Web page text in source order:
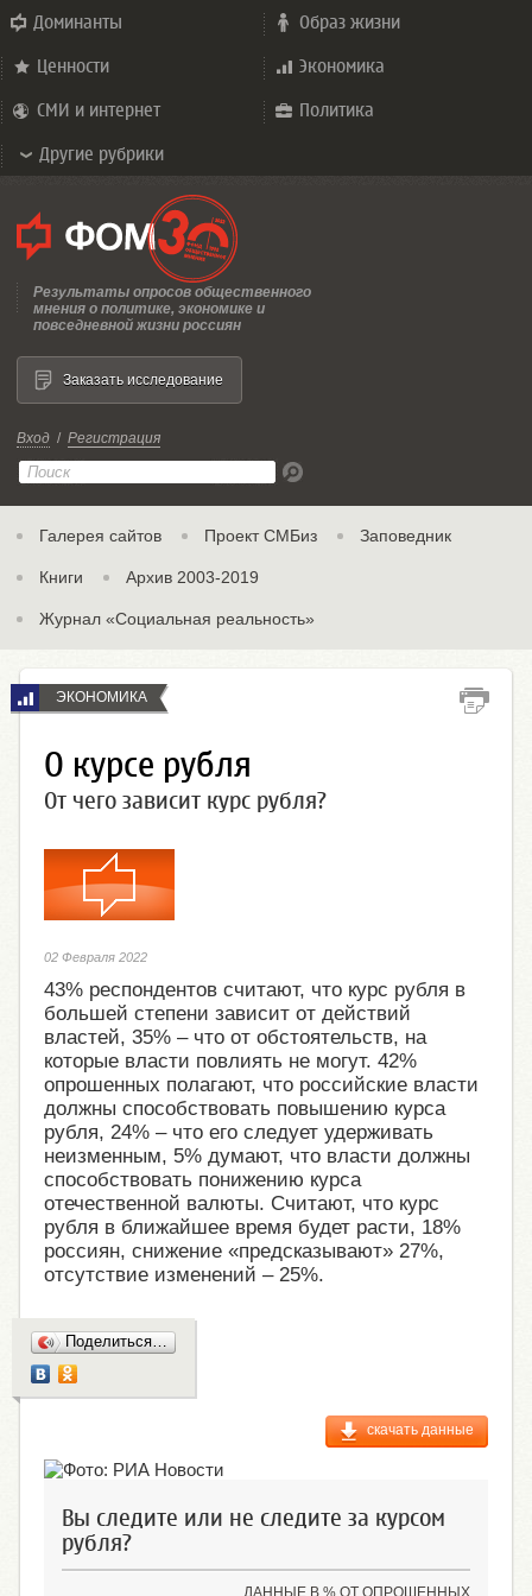
Доминанты Образ жизни
Ценности Экономика
СМИ и интернет Политика
Другие рубрики
Результаты опросов общественного
мнения о политике, экономике и
повседневной жизни россиян
Вход / Регистрация
Галерея сайтов Проект СМБиз Заповедник
Книги Архив 2003-2019
Журнал «Социальная реальность»
Заказать исследование
ЭКОНОМИКА
О курсе рубля
От чего зависит курс рубля?
02 Февраля 2022
43% респондентов считают, что курс рубля в
большей степени зависит от действий
властей, 35% – что от обстоятельств, на
которые власти повлиять не могут. 42%
опрошенных полагают, что российские власти
должны способствовать повышению курса
рубля, 24% – что его следует удерживать
неизменным, 5% думают, что власти должны
способствовать понижению курса
отечественной валюты. Считают, что курс
рубля в ближайшее время будет расти, 18%
россиян, снижение «предсказывают» 27%,
отсутствие изменений – 25%.
скачать данные
Вы следите или не следите за курсом
рубля?
ДАННЫЕ В % ОТ ОПРОШЕННЫХ
Поделиться…